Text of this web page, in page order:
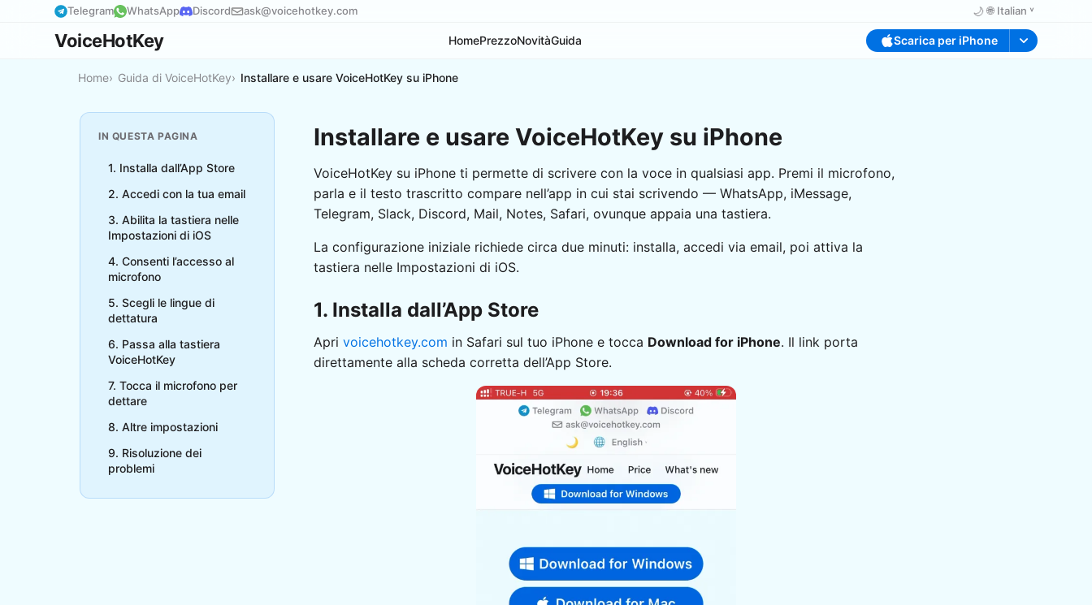
Telegram WhatsApp Discord ask@voicehotkey.com 🌙 🌐 Italian ˅
VoiceHotKey HomePrezzoNovitàGuida Scarica per iPhone
Home Guida di VoiceHotKey Installare e usare VoiceHotKey su iPhone
IN QUESTA PAGINA
1. Installa dall’App Store
2. Accedi con la tua email
3. Abilita la tastiera nelle
Impostazioni di iOS
4. Consenti l’accesso al
microfono
5. Scegli le lingue di
dettatura
6. Passa alla tastiera
VoiceHotKey
7. Tocca il microfono per
dettare
8. Altre impostazioni
9. Risoluzione dei
problemi
Installare e usare VoiceHotKey su iPhone
VoiceHotKey su iPhone ti permette di scrivere con la voce in qualsiasi app. Premi il microfono,
parla e il testo trascritto compare nell’app in cui stai scrivendo — WhatsApp, iMessage,
Telegram, Slack, Discord, Mail, Notes, Safari, ovunque appaia una tastiera.
La configurazione iniziale richiede circa due minuti: installa, accedi via email, poi attiva la
tastiera nelle Impostazioni di iOS.
1. Installa dall’App Store
Apri voicehotkey.com in Safari sul tuo iPhone e tocca Download for iPhone. Il link porta
direttamente alla scheda corretta dell’App Store.